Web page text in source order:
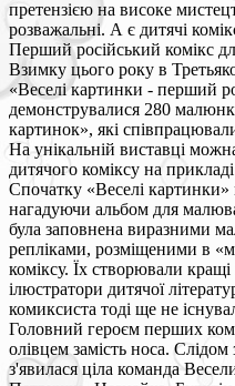
претензією на високе
розважальні. А є дитячі
Перший російський комікс
Взимку цього року в
«Веселі картинки - перший
демонструвалися 280
картинок», які
На унікальній виставці
дитячого коміксу на
Спочатку «Веселі
нагадуючи альбом для
була заповнена виразними
репліками, розміщеними в
коміксу. Їх створювали
ілюстратори дитячої
комиксиста тоді ще не
Головний героєм перших
олівцем замість носа.
з'явилася ціла команда